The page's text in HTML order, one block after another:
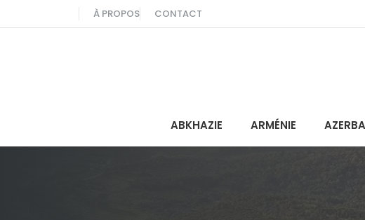
au
À PROPOS CONTACT
ABKHAZIE ARMÉNIE